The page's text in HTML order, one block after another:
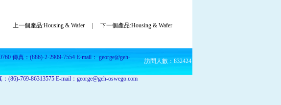
上一個產品:Housing & Wafer 下一個產品:Housing & Wafer
傳真：(886)-2-2909-7554 E-mail： george@geh-
769-86313575 E-mail：george@geh-oswego.com
訪問人數：832424